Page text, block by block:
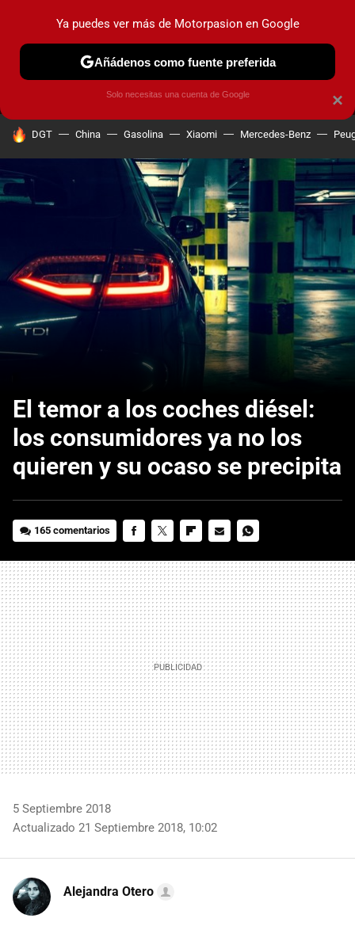
MENÚ NUEVO
COCHES ELÉCTRICOS OBSERVATORIO
HOY SE HABLA DE
DGT China Gasolina Xiaomi Mercedes-Benz
El temor a los coches diésel:
los consumidores ya no los
quieren y su ocaso se precipita
165 comentarios
MAIL
5 Septiembre 2018
Actualizado 21 Septiembre 2018, 10:02
Alejandra Otero
×
Ya puedes ver más de Motorpasion en Google
Añádenos como fuente preferida
Solo necesitas una cuenta de Google